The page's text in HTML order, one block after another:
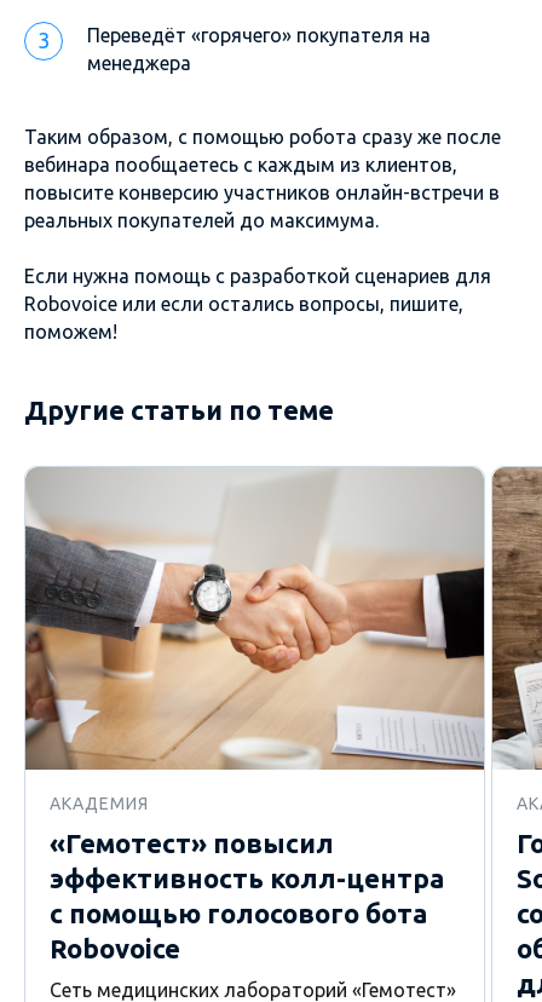
Переведёт «горячего» покупателя на
менеджера
Таким образом, с помощью робота сразу же после
вебинара пообщаетесь с каждым из клиентов,
повысите конверсию участников онлайн-встречи в
реальных покупателей до максимума.
Если нужна помощь с разработкой сценариев для
Robovoice или если остались вопросы, пишите,
поможем!
Другие статьи по теме
АКАДЕМИЯ
«Гемотест» повысил
эффективность колл-центра
с помощью голосового бота
Robovoice
Сеть медицинских лабораторий «Гемотест»